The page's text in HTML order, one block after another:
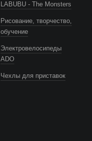
LABUBU - The Monsters
Рисование, творчество,
обучение
Электровелосипеды
ADO
Чехлы для приставок